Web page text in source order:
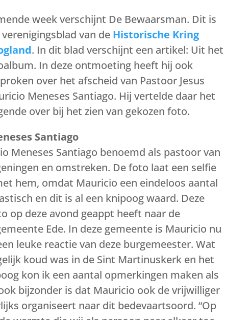
week verschijnt De Bewaarsman. Dit is
van de Historische Kring
. In dit blad verschijnt een artikel: Uit het
In deze ontmoeting heeft hij ook
over het afscheid van Pastoor Jesus
Meneses Santiago. Hij vertelde daar het
over bij het zien van gekozen foto.
Santiago
Meneses Santiago benoemd als pastoor van
en omstreken. De foto laat een selfie
hem, omdat Mauricio een eindeloos aantal
en dit is al een knipoog waard. Deze
op deze avond geappt heeft naar de
Ede. In deze gemeente is Mauricio nu
leuke reactie van deze burgemeester. Wat
koud was in de Sint Martinuskerk en het
kon ik een aantal opmerkingen maken als
bijzonder is dat Mauricio ook de vrijwilliger
organiseert naar dit bedevaartsoord. “Op